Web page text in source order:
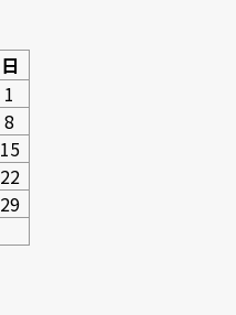
日
1
8
15
22
29